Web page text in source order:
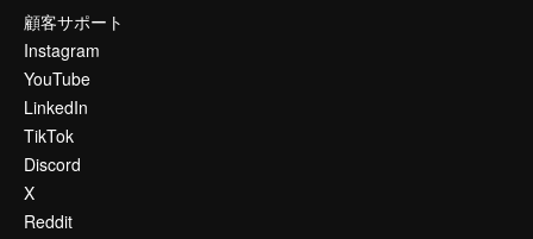
顧客サポート
Instagram
YouTube
LinkedIn
TikTok
Discord
X
Reddit